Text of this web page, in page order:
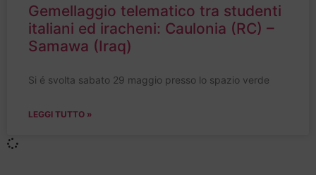
Gemellaggio telematico tra studenti
italiani ed iracheni: Caulonia (RC) –
Samawa (Iraq)
Si é svolta sabato 29 maggio presso lo spazio verde
LEGGI TUTTO »